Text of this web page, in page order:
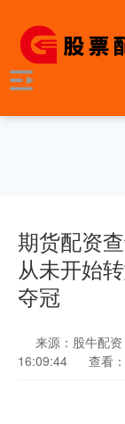
期货配资
从未开始
夺冠
来源：股牛配资
16:09:44
查看